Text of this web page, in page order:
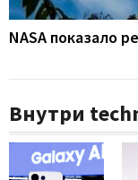
NASA показало
Внутри